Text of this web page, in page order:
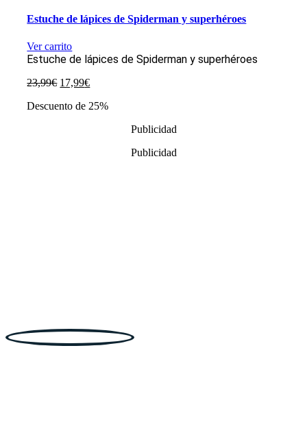
Estuche de lápices de Spiderman y superhéroes
Ver carrito
Estuche de lápices de Spiderman y superhéroes
23,99€ El
original
17,99€El
actual
Descuento de 25%
Publicidad
Publicidad